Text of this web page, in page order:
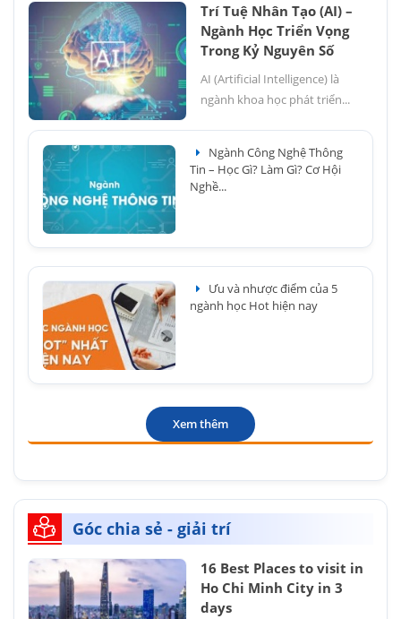
Trí Tuệ Nhân Tạo (AI) –
Ngành Học Triển Vọng
Trong Kỷ Nguyên Số
AI (Artificial Intelligence) là
ngành khoa học phát triển...
Ngành Công Nghệ Thông
Tin – Học Gì? Làm Gì? Cơ Hội
Nghề...
Ưu và nhược điểm của 5
ngành học Hot hiện nay
Xem thêm
Góc chia sẻ - giải trí
16 Best Places to visit in
Ho Chi Minh City in 3
days